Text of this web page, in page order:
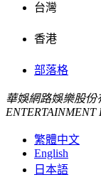
台灣
香港
部落格
華娛網路娛樂股份
ENTERTAINMENT
繁體中文
English
日本語